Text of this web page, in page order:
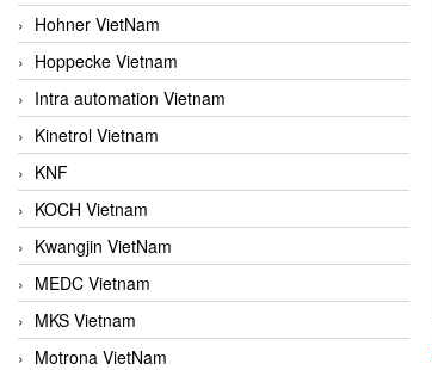
Hohner VietNam
Hoppecke Vietnam
Intra automation Vietnam
Kinetrol Vietnam
KNF
KOCH Vietnam
Kwangjin VietNam
MEDC Vietnam
MKS Vietnam
Motrona VietNam